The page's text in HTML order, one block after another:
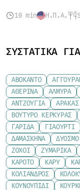
10 min Η.Π.Α.
ΣΥΣΤΑΤΙΚΆ
ΑΒΟΚΆΝΤΟ
ΑΘΕΡΊΝΑ
ΑΛΜΎΡΑ
ΑΝΤΖΟΎΓΙΑ
ΑΡΑΚΆΣ
ΒΟΎΤΥΡΟ ΚΕΡΚΎΡΑΣ
ΓΑΡΊΔΑ
ΓΙΑΟΎΡΤΙ
ΔΑΜΆΣΚΗΝΑ
ΔΥΌΣΜΟ
ΖΟΧΟΊ
ΖΥΜΑΡΙΚΆ
ΚΑΡΌΤΟ
ΚΆΡΥ
ΚΌΛΙΑΝΔΡΟΣ
ΚΟΥΝΟΥΠΊΔΙ